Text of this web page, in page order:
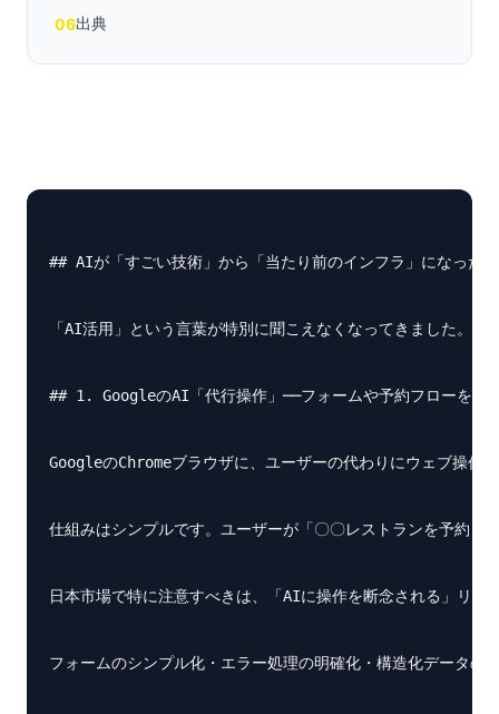
06出典
## AIが「すごい技術」から「当たり前のインフラ」になった
「AI活用」という言葉が特別に聞こえなくなってきました。
## 1. GoogleのAI「代行操作」──フォームや予約フローを今
GoogleのChromeブラウザに、ユーザーの代わりにウェブ操
仕組みはシンプルです。ユーザーが「〇〇レストランを予約
日本市場で特に注意すべきは、「AIに操作を断念される」リ
フォームのシンプル化・エラー処理の明確化・構造化データの